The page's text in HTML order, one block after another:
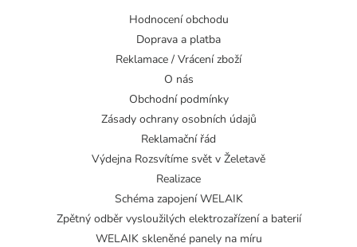
Hodnocení obchodu
Doprava a platba
Reklamace / Vrácení zboží
O nás
Obchodní podmínky
Zásady ochrany osobních údajů
Reklamační řád
Výdejna Rozsvítíme svět v Želetavě
Realizace
Schéma zapojení WELAIK
Zpětný odběr vysloužilých elektrozařízení a baterií
WELAIK skleněné panely na míru